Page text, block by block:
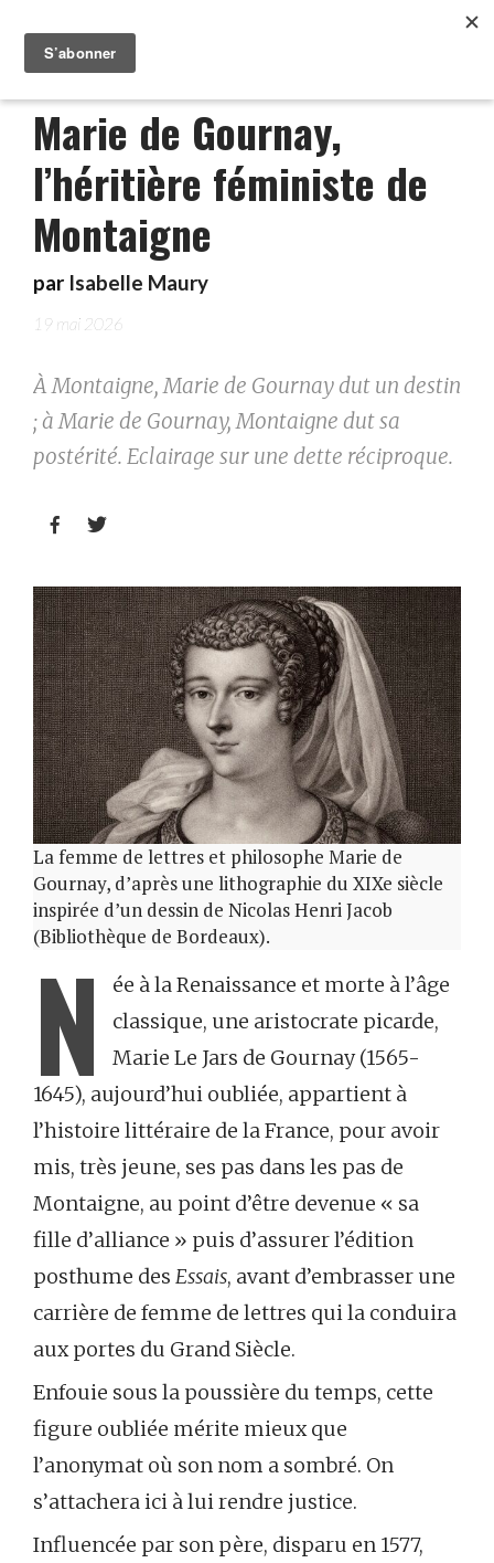
Marie de Gournay,
l’héritière féministe de
Montaigne
par Isabelle Maury
19 mai 2026
À Montaigne, Marie de Gournay dut un destin
; à Marie de Gournay, Montaigne dut sa
postérité. Eclairage sur une dette réciproque.
 
La femme de lettres et philosophe Marie de
Gournay, d’après une lithographie du XIXe siècle
inspirée d’un dessin de Nicolas Henri Jacob
(Bibliothèque de Bordeaux).
N
ée à la Renaissance et morte à l’âge
classique, une aristocrate picarde,
Marie Le Jars de Gournay (1565-
1645), aujourd’hui oubliée, appartient à
l’histoire littéraire de la France, pour avoir
mis, très jeune, ses pas dans les pas de
Montaigne, au point d’être devenue « sa
fille d’alliance » puis d’assurer l’édition
posthume des Essais, avant d’embrasser une
carrière de femme de lettres qui la conduira
aux portes du Grand Siècle.
Enfouie sous la poussière du temps, cette
figure oubliée mérite mieux que
l’anonymat où son nom a sombré. On
s’attachera ici à lui rendre justice.
Influencée par son père, disparu en 1577,